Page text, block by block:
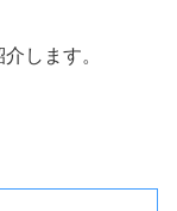
します。